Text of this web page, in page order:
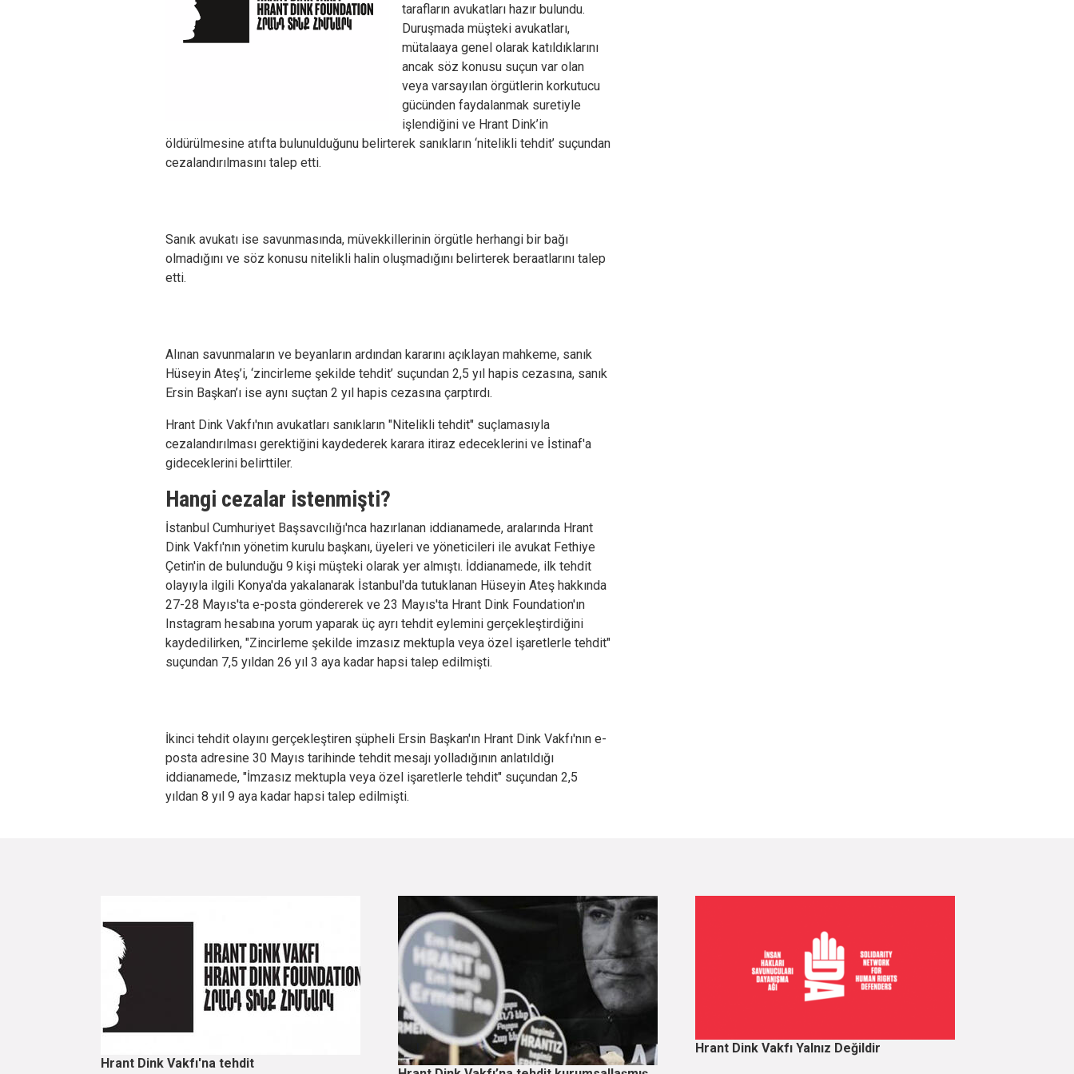
tarafların avukatları hazır bulundu.
Duruşmada müşteki avukatları,
mütalaaya genel olarak katıldıklarını
ancak söz konusu suçun var olan
veya varsayılan örgütlerin korkutucu
gücünden faydalanmak suretiyle
işlendiğini ve Hrant Dink’in
öldürülmesine atıfta bulunulduğunu belirterek sanıkların ‘nitelikli tehdit’ suçundan
cezalandırılmasını talep etti.
Sanık avukatı ise savunmasında, müvekkillerinin örgütle herhangi bir bağı
olmadığını ve söz konusu nitelikli halin oluşmadığını belirterek beraatlarını talep
etti.
Alınan savunmaların ve beyanların ardından kararını açıklayan mahkeme, sanık
Hüseyin Ateş’i, ‘zincirleme şekilde tehdit’ suçundan 2,5 yıl hapis cezasına, sanık
Ersin Başkan’ı ise aynı suçtan 2 yıl hapis cezasına çarptırdı.
Hrant Dink Vakfı'nın avukatları sanıkların "Nitelikli tehdit" suçlamasıyla
cezalandırılması gerektiğini kaydederek karara itiraz edeceklerini ve İstinaf'a
gideceklerini belirttiler.
Hangi cezalar istenmişti?
İstanbul Cumhuriyet Başsavcılığı'nca hazırlanan iddianamede, aralarında Hrant
Dink Vakfı'nın yönetim kurulu başkanı, üyeleri ve yöneticileri ile avukat Fethiye
Çetin'in de bulunduğu 9 kişi müşteki olarak yer almıştı. İddianamede, ilk tehdit
olayıyla ilgili Konya'da yakalanarak İstanbul'da tutuklanan Hüseyin Ateş hakkında
27-28 Mayıs'ta e-posta göndererek ve 23 Mayıs'ta Hrant Dink Foundation'ın
Instagram hesabına yorum yaparak üç ayrı tehdit eylemini gerçekleştirdiğini
kaydedilirken, "Zincirleme şekilde imzasız mektupla veya özel işaretlerle tehdit"
suçundan 7,5 yıldan 26 yıl 3 aya kadar hapsi talep edilmişti.
İkinci tehdit olayını gerçekleştiren şüpheli Ersin Başkan'ın Hrant Dink Vakfı'nın e-
posta adresine 30 Mayıs tarihinde tehdit mesajı yolladığının anlatıldığı
iddianamede, "İmzasız mektupla veya özel işaretlerle tehdit" suçundan 2,5
yıldan 8 yıl 9 aya kadar hapsi talep edilmişti.
Hrant Dink Vakfı'na tehdit
Hrant Dink Vakfı Yalnız Değildir